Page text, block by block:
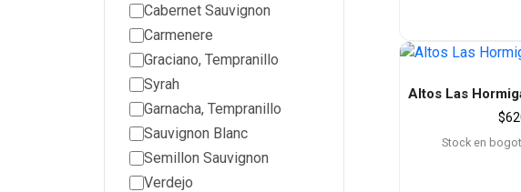
Cabernet Sauvignon
Carmenere
Graciano, Tempranillo
Syrah
Garnacha, Tempranillo
Sauvignon Blanc
Semillon Sauvignon
Verdejo
Altos Las
$
Stock en